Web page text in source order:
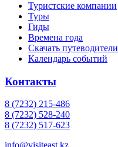
Туристские компании
Туры
Гиды
Времена года
Скачать путеводители
Календарь событий
Контакты
8 (7232) 215-486
8 (7232) 528-240
8 (7232) 517-623